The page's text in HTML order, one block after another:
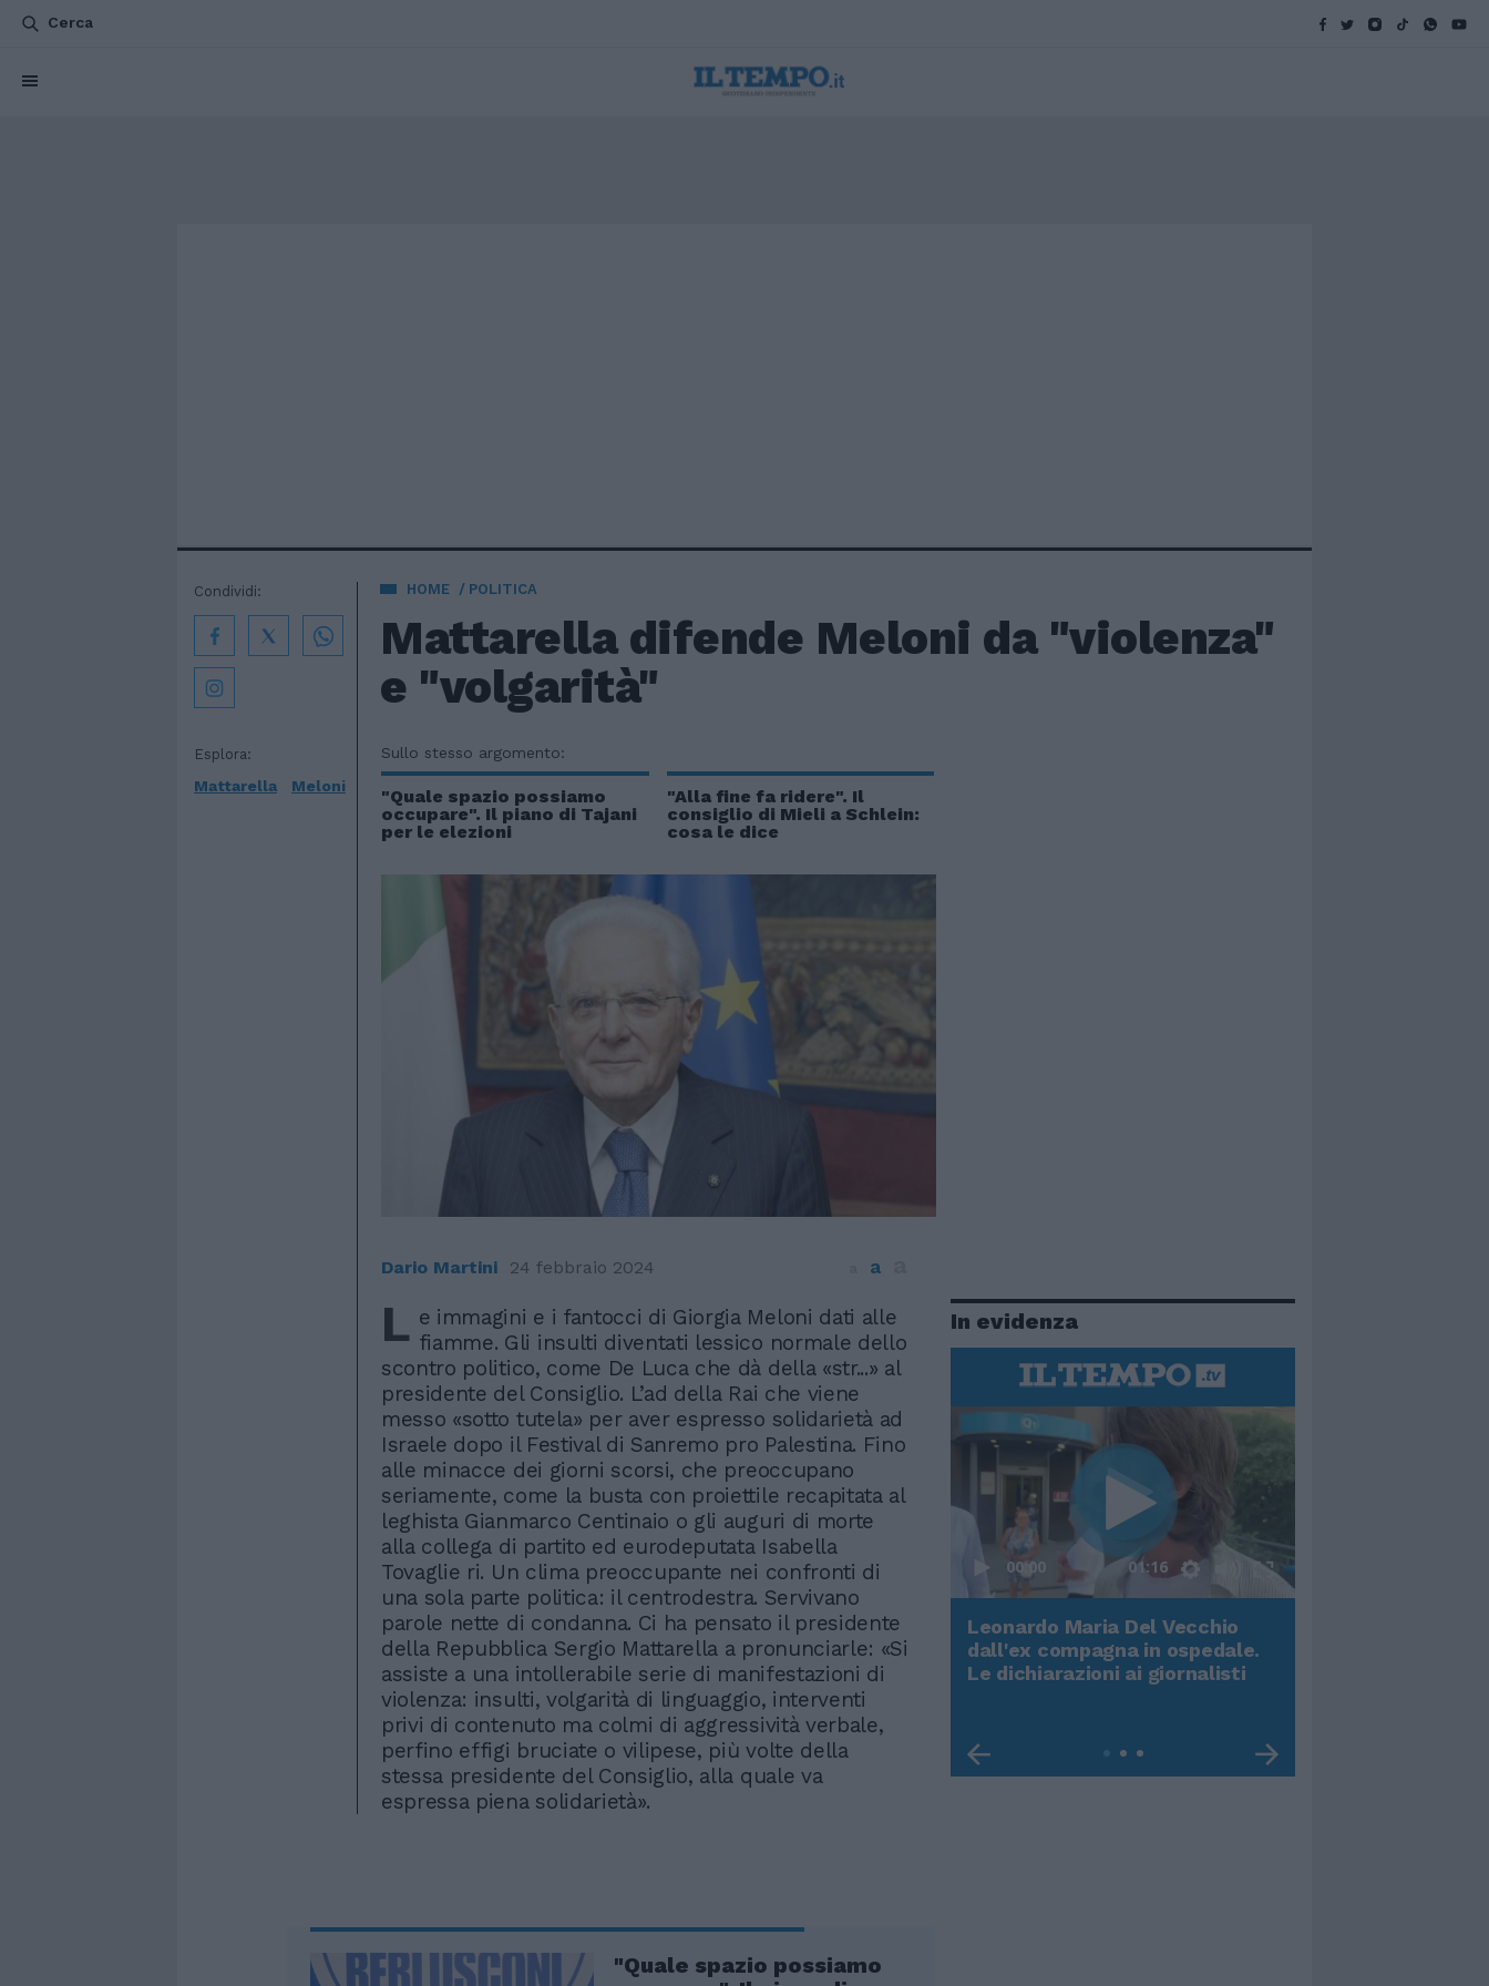
Cerca
HOME POLITICA
Mattarella difende Meloni da "violenza"
e "volgarità"
Esplora:
Mattarella Meloni
Condividi:
Sullo stesso argomento:
"Quale spazio possiamo
occupare". Il piano di Tajani
per le elezioni
"Alla fine fa ridere". Il
consiglio di Mieli a Schlein:
cosa le dice
Dario Martini 24 febbraio 2024 a
L e immagini e i fantocci di Giorgia Meloni dati alle
fiamme. Gli insulti diventati lessico normale dello
scontro politico, come De Luca che dà della «str...» al
presidente del Consiglio. L’ad della Rai che viene
messo «sotto tutela» per aver espresso solidarietà ad
Israele dopo il Festival di Sanremo pro Palestina. Fino
alle minacce dei giorni scorsi, che preoccupano
seriamente, come la busta con proiettile recapitata al
leghista Gianmarco Centinaio o gli auguri di morte
alla collega di partito ed eurodeputata Isabella
Tovaglie ri. Un clima preoccupante nei confronti di
una sola parte politica: il centrodestra. Servivano
parole nette di condanna. Ci ha pensato il presidente
della Repubblica Sergio Mattarella a pronunciarle: «Si
assiste a una intollerabile serie di manifestazioni di
violenza: insulti, volgarità di linguaggio, interventi
privi di contenuto ma colmi di aggressività verbale,
perfino effigi bruciate o vilipese, più volte della
stessa presidente del Consiglio, alla quale va
espressa piena solidarietà».
"Quale spazio possiamo
In evidenza
Rudy Giuliani a Come States?
Trump, Meloni e la strategia
americana
00:00 01:16
Leonardo Maria Del Vecchio
dall'ex compagna in ospedale.
Le dichiarazioni ai giornalisti